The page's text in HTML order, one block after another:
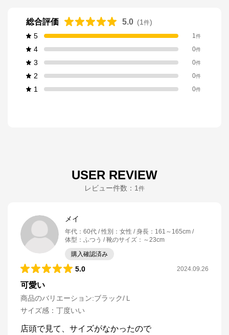
総合評価 5.0 (1 件)
5
1件
4 0件
3 0件
2 0件
1 0件
USER REVIEW
レビュー件数： 1 件
メイ
年代 ： 60代 性別 ： 女性 身長 ： 161～165cm
体型 ： ふつう 靴のサイズ ： ～23cm
購入確認済み
5.0 2024.09.26
可愛い
商品のバリエーション:ブラック/Ｌ
サイズ感 ： 丁度いい
店頭で見て、サイズがなかったので